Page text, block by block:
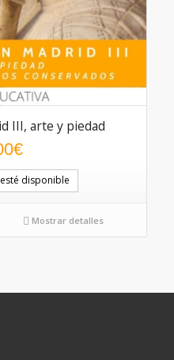
III, arte y piedad
€
disponible
Mostrar detalles